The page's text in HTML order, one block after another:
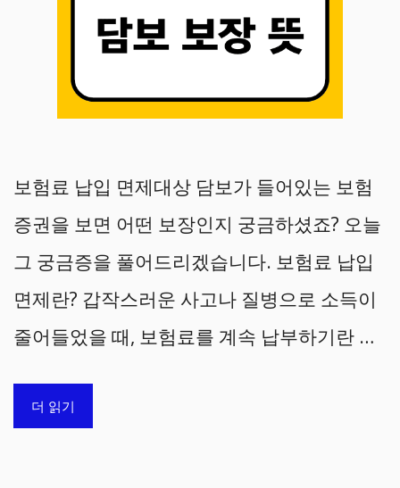
보험료 납입 면제대상 담보가 들어있는 보험
증권을 보면 어떤 보장인지 궁금하셨죠? 오늘
그 궁금증을 풀어드리겠습니다. 보험료 납입
면제란? 갑작스러운 사고나 질병으로 소득이
줄어들었을 때, 보험료를 계속 납부하기란 …
더 읽기